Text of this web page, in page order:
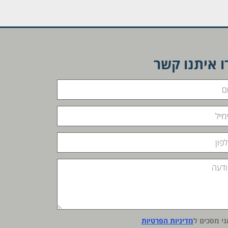
איתנו קשר
מסכים למדיניות הפרטיות